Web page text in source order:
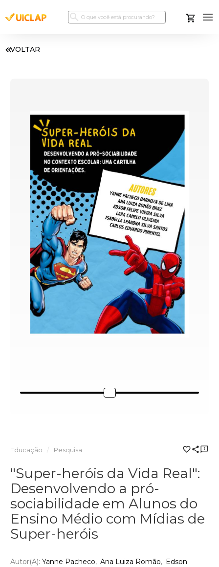
VOLTAR
Educação Pesquisa
"Super-heróis da Vida Real":
Desenvolvendo a pró-
sociabilidade em Alunos do
Ensino Médio com Mídias de
Super-heróis
Autor(a): Yanne Pacheco Ana Luiza Romão
Edson